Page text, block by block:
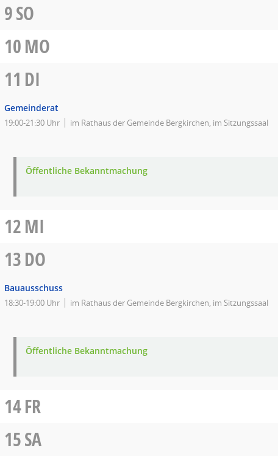
9SO
10MO
11 DI
Gemeinderat
19:00-21:30 Uhr im Rathaus der Gemeinde Bergkirchen, im Sitzungssaal
Öffentliche Bekanntmachung
12MI
13DO
Bauausschuss
18:30-19:00 Uhr im Rathaus der Gemeinde Bergkirchen, im Sitzungssaal
Öffentliche Bekanntmachung
14FR
15SA